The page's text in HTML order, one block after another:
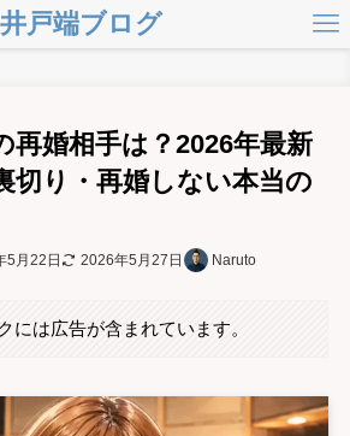
井戸端ブログ
再婚相手は？2026年最新
切り・再婚しない本当の
5月22日 2026年5月27日 Naruto
には広告が含まれています。